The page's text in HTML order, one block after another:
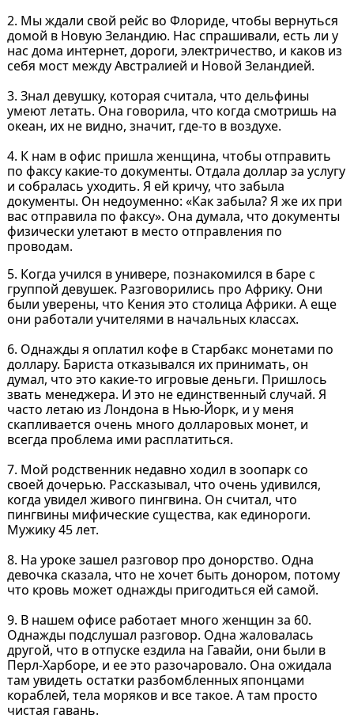
2. Мы ждали свой рейс во Флориде, чтобы вернуться
домой в Новую Зеландию. Нас спрашивали, есть ли у
нас дома интернет, дороги, электричество, и каков из
себя мост между Австралией и Новой Зеландией.
3. Знал девушку, которая считала, что дельфины
умеют летать. Она говорила, что когда смотришь на
океан, их не видно, значит, где-то в воздухе.
4. К нам в офис пришла женщина, чтобы отправить
по факсу какие-то документы. Отдала доллар за услугу
и собралась уходить. Я ей кричу, что забыла
документы. Он недоуменно: «Как забыла? Я же их при
вас отправила по факсу». Она думала, что документы
физически улетают в место отправления по
проводам.
5. Когда учился в универе, познакомился в баре с
группой девушек. Разговорились про Африку. Они
были уверены, что Кения это столица Африки. А еще
они работали учителями в начальных классах.
6. Однажды я оплатил кофе в Старбакс монетами по
доллару. Бариста отказывался их принимать, он
думал, что это какие-то игровые деньги. Пришлось
звать менеджера. И это не единственный случай. Я
часто летаю из Лондона в Нью-Йорк, и у меня
скапливается очень много долларовых монет, и
всегда проблема ими расплатиться.
7. Мой родственник недавно ходил в зоопарк со
своей дочерью. Рассказывал, что очень удивился,
когда увидел живого пингвина. Он считал, что
пингвины мифические существа, как единороги.
Мужику 45 лет.
8. На уроке зашел разговор про донорство. Одна
девочка сказала, что не хочет быть донором, потому
что кровь может однажды пригодиться ей самой.
9. В нашем офисе работает много женщин за 60.
Однажды подслушал разговор. Одна жаловалась
другой, что в отпуске ездила на Гавайи, они были в
Перл-Харборе, и ее это разочаровало. Она ожидала
там увидеть остатки разбомбленных японцами
кораблей, тела моряков и все такое. А там просто
чистая гавань.